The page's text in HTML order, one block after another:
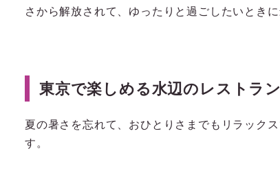
さから解放されて、ゆったりと過ごしたいときに
東京で楽しめる水辺のレストラ
夏の暑さを忘れて、おひとりさまでもリラック
す。